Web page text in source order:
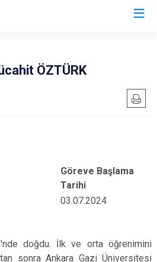
ÖZTÜRK
Göreve Başlama
Tarihi
03.07.2024
doğdu. İlk ve orta öğrenimini
sonra Ankara Gazi Üniversitesi